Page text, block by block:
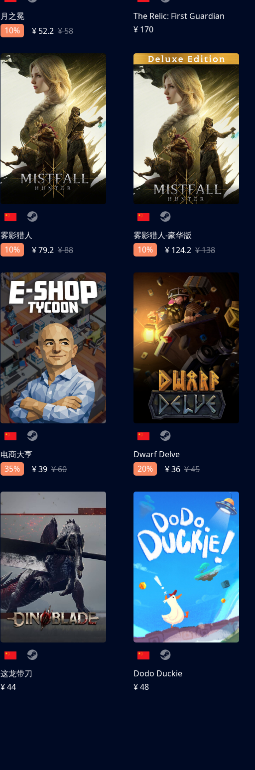
月之冕
10%
¥ 52.2 ¥ 58
The Relic: First Guardian
¥ 170
雾影猎人
10%
¥ 79.2 ¥ 88
雾影猎人-豪华版
10%
¥ 124.2 ¥ 138
电商大亨
35%
¥ 39 ¥ 60
Dwarf Delve
20%
¥ 36 ¥ 45
这龙带刀
¥ 44
Dodo Duckie
¥ 48